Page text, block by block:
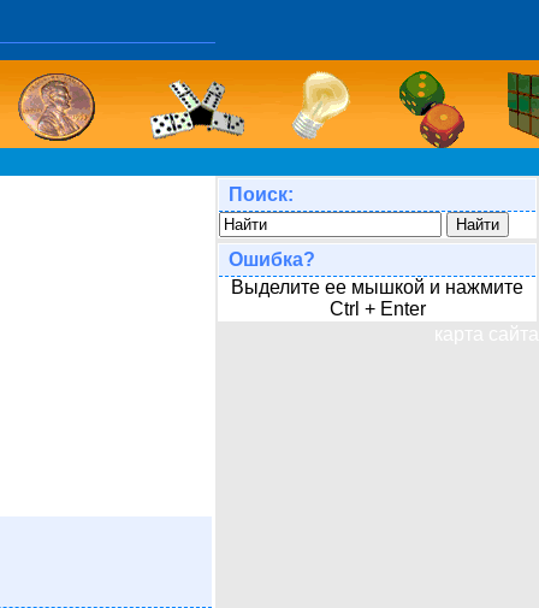
Поиск:
Ошибка?
Выделите ее мышкой и нажмите
Ctrl + Enter